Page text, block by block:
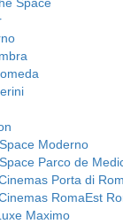
Moderno
Parco de
Porta di
RomaEst
Maximo